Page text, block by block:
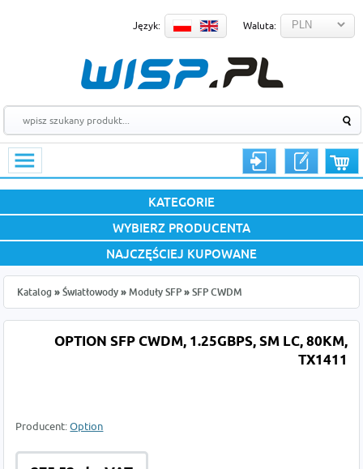
Język: Waluta:
KATEGORIE
WYBIERZ PRODUCENTA
NAJCZĘŚCIEJ KUPOWANE
Katalog » Światłowody » Moduły SFP » SFP CWDM
OPTION SFP CWDM, 1.25GBPS, SM LC, 80KM,
TX1411
Producent:Option